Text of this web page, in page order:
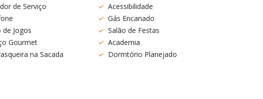
de Serviço
Acessibilidade
Gás Encanado
de Jogos
Salão de Festas
Gourmet
Academia
na Sacada
Dormtório Planejado